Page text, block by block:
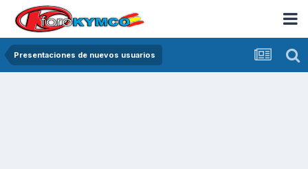
Presentaciones de nuevos usuarios